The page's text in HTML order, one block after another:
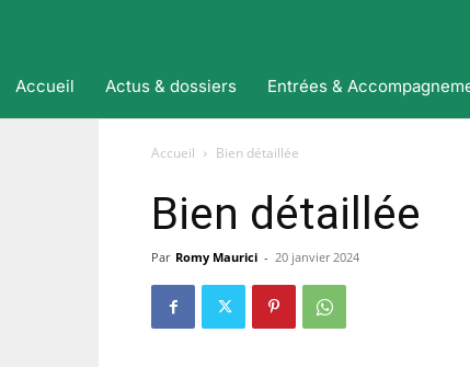
Accueil Actus & dossiers Entrées &
Accueil Bien détaillée
Bien détaillée
Par Romy Maurici - 20 janvier 2024